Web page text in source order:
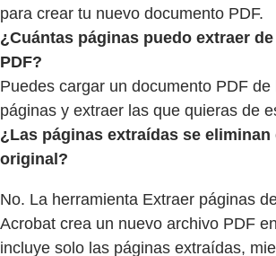
para crear tu nuevo documento PDF.
¿Cuántas páginas puedo extraer
PDF?
Puedes cargar un documento PDF de
páginas y extraer las que quieras de
¿Las páginas extraídas se eliminan
original?
No. La herramienta Extraer páginas
Acrobat crea un nuevo archivo PDF
incluye solo las páginas extraídas,